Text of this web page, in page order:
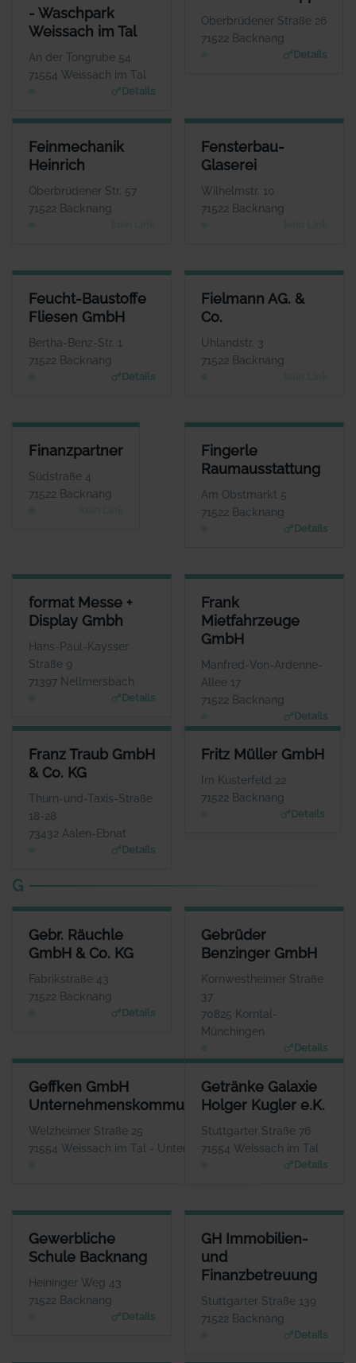
- Waschpark
Weissach im Tal
An der Tongrube 54
71554 Weissach im Tal
Details
ANSPRECHPARTNER
Herr Timo Hirzel
www.fahrschule-hirzel.de; www.waschparkweissachim
tal.de
Oberbrüdener Straße 26
71522 Backnang
Details
ANSPRECHPARTNER
Herr Andreas Rupp
www.fahrschule-rupp.d
e
Feinmechanik
Heinrich
Oberbrüdener Str. 57
71522 Backnang
FEINMECHANIK HEINRICH
ANSPRECHPARTNER
Herr Jürgen Heinrich
WEBSITE
Keine Website hinterlegt
Fensterbau-
Glaserei
Wilhelmstr. 10
71522 Backnang
FENSTERBAU-GLASEREI
ANSPRECHPARTNER
Herr Jörg Fahrbach
Feucht-Baustoffe
Fliesen GmbH
Bertha-Benz-Str. 1
71522 Backnang
Details
FEUCHT-BAUSTOFFE FLIESEN GMBH
ANSPRECHPARTNER
Herr Volker Nasser
WEBSITE
www.feucht-backnang.de
Fielmann AG. &
Co.
Uhlandstr. 3
71522 Backnang
FIELMANN AG. & CO.
Keine Website hinterlegt
Finanzpartner
Südstraße 4
71522 Backnang
FINANZPARTNER
ANSPRECHPARTNER
Herr Werner Grau
Keine Website hinterlegt
Fingerle
Raumausstattung
Am Obstmarkt 5
71522 Backnang
Details
FINGERLE
Frau Heike
www.fingerle-raumausstattun
format Messe +
Display Gmbh
Hans-Paul-Kaysser
Straße 9
71397 Nellmersbach
Details
FORMAT MESSE + DISPLAY GMBH
ANSPRECHPARTNER
Frau Miriam Görner
www.formatdisplay.de
Frank
Mietfahrzeuge
GmbH
Manfred-Von-Ardenne-
Allee 17
71522 Backnang
Details
FRANK MIETFAHRZEUGE
Frau Janine
Franz Traub GmbH
& Co. KG
Thurn-und-Taxis-Straße
18-28
73432 Aalen-Ebnat
Details
FRANZ TRAUB GMBH & CO. KG
Herr Tobias Zehnder
WEBSITE
www.franz-traub.de
Fritz Müller GmbH
Im Kusterfeld 22
71522 Backnang
Details
FRITZ MÜLLER GMBH
Herr Manfred Böhret
www.fritzmueller.biz
G
Gebr. Räuchle
GmbH & Co. KG
Fabrikstraße 43
71522 Backnang
Details
GEBR. RÄUCHLE GMBH & CO. KG
Herr Maximilian Räuchle
www.raeuchle.com
Gebrüder
Benzinger GmbH
Kornwestheimer Straße
37
70825 Korntal-
Münchingen
Details
GEBRÜDER BENZINGER GMBH
ANSPRECHPARTNER
Herr Patrik Diewald
WEBSITE
www.gebrueder-benzinger.d
Geffken GmbH
Unternehmenskommunikation
Welzheimer Straße 25
71554 Weissach im Tal - Unterweissach
GEFFKEN GMBH UNTERNEHMENSKOMMUNIKATION
ANSPRECHPARTNER
Herr Thomas Geffken
WEBSITE
www.geffken.net
Getränke Galaxie
Holger Kugler e.K.
Stuttgarter Straße 76
71554 Weissach im Tal
Details
GETRÄNKE GALAXIE HOLGER
Herr
www.getraenke-
Gewerbliche
Schule Backnang
Heininger Weg 43
71522 Backnang
Details
GEWERBLICHE SCHULE BACKNANG
ANSPRECHPARTNER
Frau Isolde Fleuchaus
WEBSITE
GH Immobilien-
und
Finanzbetreuung
Stuttgarter Straße 139
71522 Backnang
Details
GH IMMOBILIEN- UND